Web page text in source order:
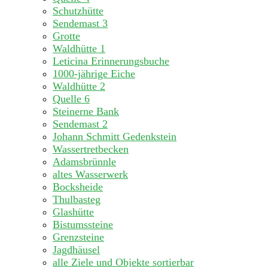
Schutzhütte
Sendemast 3
Grotte
Waldhütte 1
Leticina Erinnerungsbuche
1000-jährige Eiche
Waldhütte 2
Quelle 6
Steinerne Bank
Sendemast 2
Johann Schmitt Gedenkstein
Wassertretbecken
Adamsbrünnle
altes Wasserwerk
Bocksheide
Thulbasteg
Glashütte
Bistumssteine
Grenzsteine
Jagdhäusel
alle Ziele und Objekte sortierbar